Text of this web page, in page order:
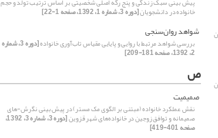
خانواده در دانشجویان[دوره 3، شماره 1، 1392، صفحه 1-22]
شواهد روان‌سنجی
بررسی شواهد مرتبط با روایی و پایایی مقیاس تاب‌آوری خانواده [دوره 3، شماره
2، 1392، صفحه 181-209]
ص
صمیمیت
نقش عملکرد خانواده (مبتنی بر الگوی مک مستر) در پیش بینی نگرش-های
صمیمانه و توافق زوجین در خانواده‌های شهر قزوین [دوره 3، شماره 3، 1392،
صفحه 401-419]